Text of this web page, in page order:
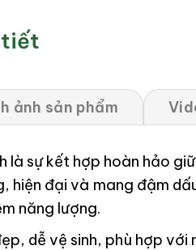
tiết
ảnh sản phẩm
là sự kết hợp hoàn hảo
hiện đại và mang đậm
năng lượng.
dễ vệ sinh, phù hợp